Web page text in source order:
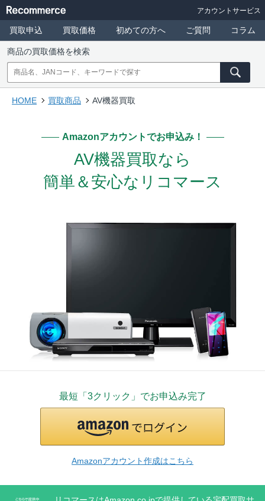
アカウントサービス
買取申込 買取価格 初めての方へ ご質問 コラム
商品の買取価格を検索
HOME 買取商品 AV機器買取
Amazonアカウントでお申込み！
AV機器買取なら
簡単＆安心なリコマース
最短「3クリック」でお申込み完了
Amazonアカウント作成はこちら